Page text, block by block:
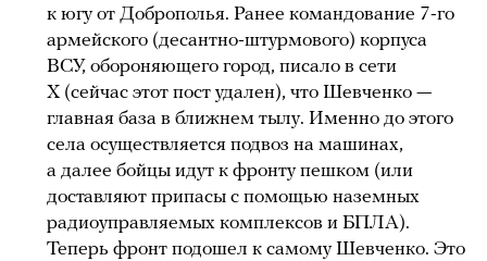
к югу от Доброполья. Ранее командование 7-го
армейского (десантно-штурмового) корпуса
ВСУ, обороняющего город, писало в сети
Х (сейчас этот пост удален), что Шевченко —
главная база в ближнем тылу. Именно до этого
села осуществляется подвоз на машинах,
а далее бойцы идут к фронту пешком (или
доставляют припасы с помощью наземных
радиоуправляемых комплексов и БПЛА).
Теперь фронт подошел к самому Шевченко. Это